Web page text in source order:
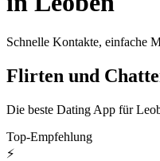
Schnelle Kontakte, einfache
Flirten und
Die beste Dating App für
Top-Empfehlung
⚡